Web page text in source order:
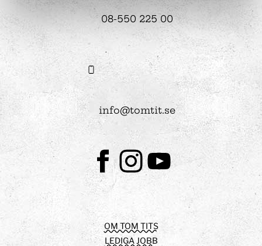
08-550 225 00
info@tomtit.se
FacebookInstagramYoutube
OM TOM TITS
LEDIGA JOBB